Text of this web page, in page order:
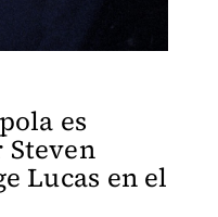
es
Steven
Lucas en el